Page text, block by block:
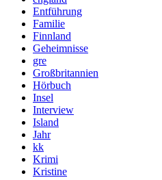
Entführung
Familie
Finnland
Geheimnisse
gre
Großbritannien
Hörbuch
Insel
Interview
Island
Jahr
kk
Krimi
Kristine